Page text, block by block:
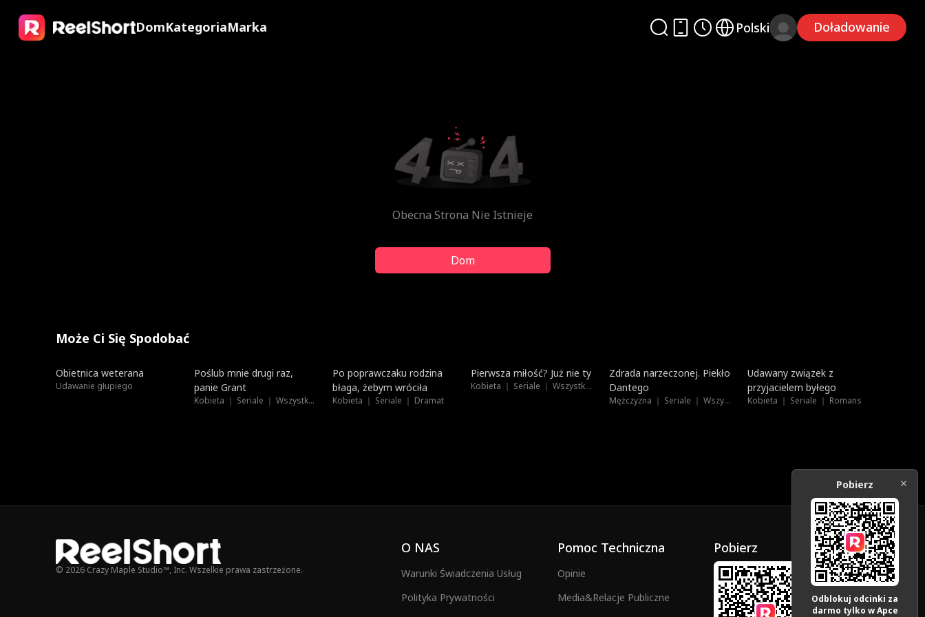
DomKategoriaMarka Polski Doładowanie
Obecna Strona Nie Istnieje
Dom
Może Ci Się Spodobać
Dubbing
Obietnica weterana
Udawanie głupiego
Nowe
Poślub mnie drugi raz,
panie Grant
Kobieta ｜ Seriale ｜ Wszystkie Wiek
Po poprawczaku rodzina
błaga, żebym wróciła
Kobieta ｜ Seriale ｜ Dramat
Pierwsza miłość? Już nie ty
Kobieta ｜ Seriale ｜ Wszystkie Wiek
Dubbing
Zdrada narzeczonej. Piekło
Dantego
Mężczyzna ｜ Seriale ｜ Wszystkie Wiek
Na topie
Udawany związek z
przyjacielem byłego
Kobieta ｜ Seriale ｜ Romans
© 2026 Crazy Maple Studio™, Inc. Wszelkie prawa zastrzeżone.
O NAS
Warunki Świadczenia Usług
Polityka Prywatności
Pomoc Techniczna
Opinie
Media&Relacje Publiczne
Pobierz
Pobierz
Odblokuj odcinki za
darmo tylko w Apce